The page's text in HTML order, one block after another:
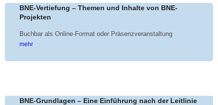
BNE-Vertiefung – Themen und Inhalte von BNE-
Projekten
Buchbar als Online-Format oder Präsenzveranstaltung
mehr
BNE-Grundlagen – Eine Einführung nach der Leitlinie